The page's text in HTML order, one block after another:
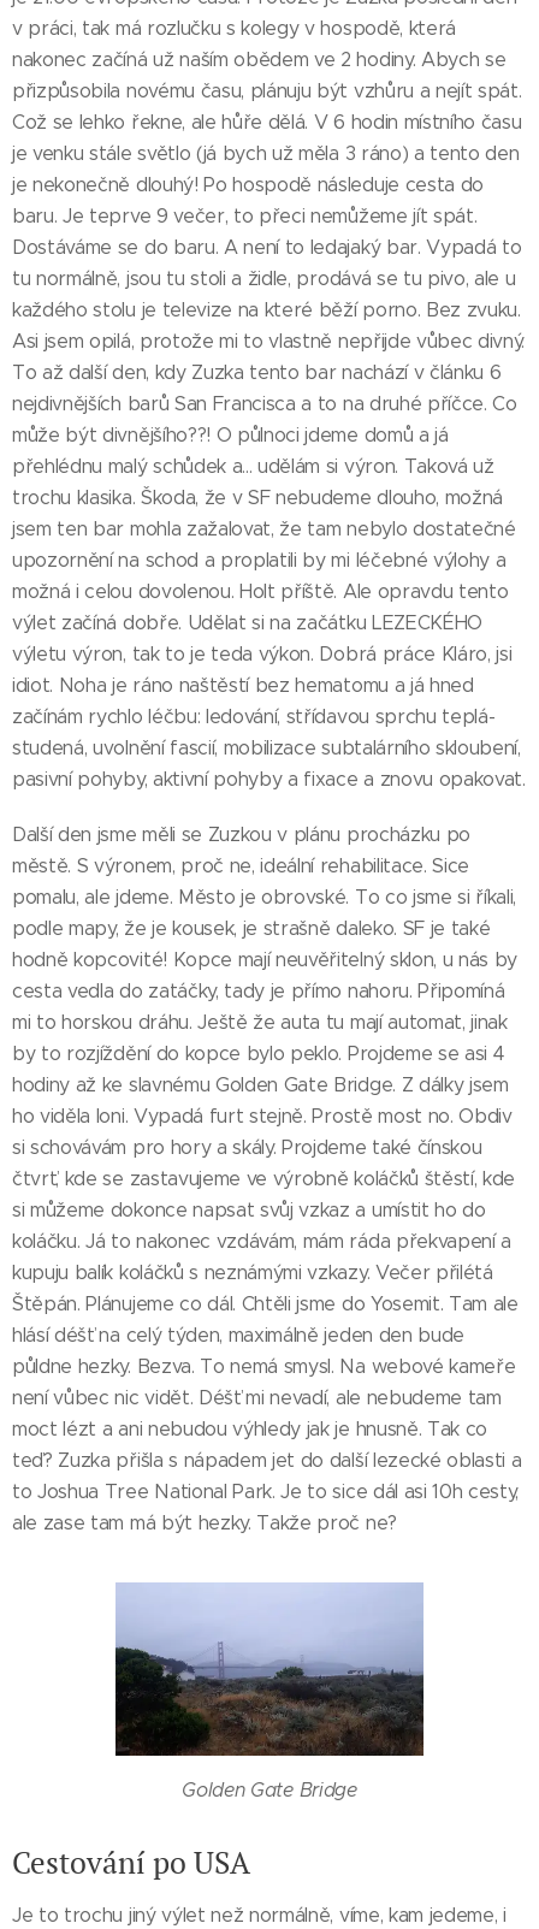
v práci, tak má rozlučku s kolegy v hospodě, která
nakonec začíná už naším obědem ve 2 hodiny. Abych se
přizpůsobila novému času, plánuju být vzhůru a nejít spát.
Což se lehko řekne, ale hůře dělá. V 6 hodin místního času
je venku stále světlo (já bych už měla 3 ráno) a tento den
je nekonečně dlouhý! Po hospodě následuje cesta do
baru. Je teprve 9 večer, to přeci nemůžeme jít spát.
Dostáváme se do baru. A není to ledajaký bar. Vypadá to
tu normálně, jsou tu stoli a židle, prodává se tu pivo, ale u
každého stolu je televize na které běží porno. Bez zvuku.
Asi jsem opilá, protože mi to vlastně nepřijde vůbec divný.
To až další den, kdy Zuzka tento bar nachází v článku 6
nejdivnějších barů San Francisca a to na druhé příčce. Co
může být divnějšího??! O půlnoci jdeme domů a já
přehlédnu malý schůdek a... udělám si výron. Taková už
trochu klasika. Škoda, že v SF nebudeme dlouho, možná
jsem ten bar mohla zažalovat, že tam nebylo dostatečné
upozornění na schod a proplatili by mi léčebné výlohy a
možná i celou dovolenou. Holt příště. Ale opravdu tento
výlet začíná dobře. Udělat si na začátku LEZECKÉHO
výletu výron, tak to je teda výkon. Dobrá práce Kláro, jsi
idiot. Noha je ráno naštěstí bez hematomu a já hned
začínám rychlo léčbu: ledování, střídavou sprchu teplá-
studená, uvolnění fascií, mobilizace subtalárního skloubení,
pasivní pohyby, aktivní pohyby a fixace a znovu opakovat.
Další den jsme měli se Zuzkou v plánu procházku po
městě. S výronem, proč ne, ideální rehabilitace. Sice
pomalu, ale jdeme. Město je obrovské. To co jsme si říkali,
podle mapy, že je kousek, je strašně daleko. SF je také
hodně kopcovité! Kopce mají neuvěřitelný sklon, u nás by
cesta vedla do zatáčky, tady je přímo nahoru. Připomíná
mi to horskou dráhu. Ještě že auta tu mají automat, jinak
by to rozjíždění do kopce bylo peklo. Projdeme se asi 4
hodiny až ke slavnému Golden Gate Bridge. Z dálky jsem
ho viděla loni. Vypadá furt stejně. Prostě most no. Obdiv
si schovávám pro hory a skály. Projdeme také čínskou
čtvrť, kde se zastavujeme ve výrobně koláčků štěstí, kde
si můžeme dokonce napsat svůj vzkaz a umístit ho do
koláčku. Já to nakonec vzdávám, mám ráda překvapení a
kupuju balík koláčků s neznámými vzkazy. Večer přilétá
Štěpán. Plánujeme co dál. Chtěli jsme do Yosemit. Tam ale
hlásí déšť na celý týden, maximálně jeden den bude
půldne hezky. Bezva. To nemá smysl. Na webové kameře
není vůbec nic vidět. Déšť mi nevadí, ale nebudeme tam
moct lézt a ani nebudou výhledy jak je hnusně. Tak co
teď? Zuzka přišla s nápadem jet do další lezecké oblasti a
to Joshua Tree National Park. Je to sice dál asi 10h cesty,
ale zase tam má být hezky. Takže proč ne?
Golden Gate Bridge
Cestování po USA
Je to trochu jiný výlet než normálně, víme, kam jedeme, i